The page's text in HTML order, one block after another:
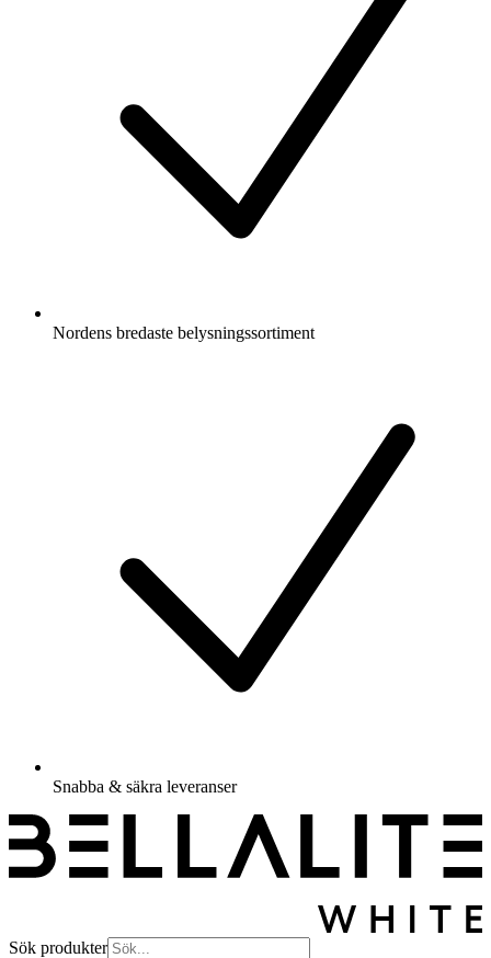
Nordens bredaste belysningssortiment
Snabba & säkra leveranser
Sök produkter